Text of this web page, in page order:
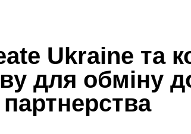
Ukraine та
для обміну